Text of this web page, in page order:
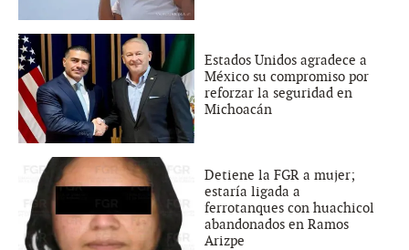
Estados Unidos agradece a
México su compromiso por
reforzar la seguridad en
Michoacán
Detiene la FGR a mujer;
estaría ligada a
ferrotanques con huachicol
abandonados en Ramos
Arizpe